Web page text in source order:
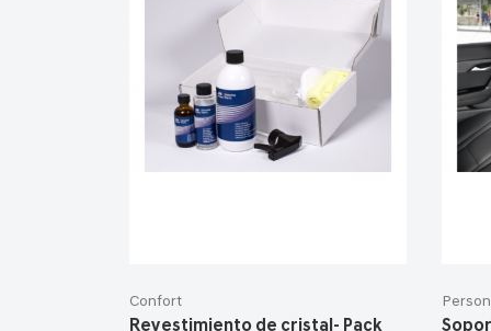
Confort
Revestimiento de cristal- Pack